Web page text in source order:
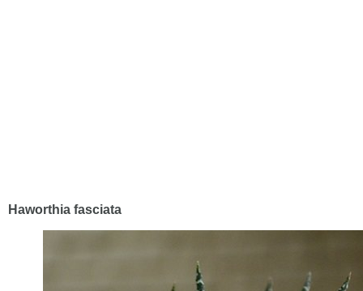
Haworthia fasciata